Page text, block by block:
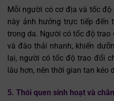
Mỗi người có cơ địa và tốc độ
này ảnh hưởng trực tiếp đến
trong da. Người có tốc độ
và đào thải nhanh, khiến
lại, người có tốc độ trao đổi
lâu hơn, nên thời gian tan kéo
5. Thói quen sinh hoạt và